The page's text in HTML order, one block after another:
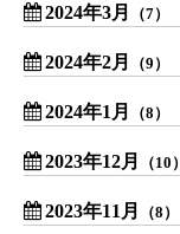
2024年3月 （7）
2024年2月 （9）
2024年1月 （8）
2023年12月 （10）
2023年11月 （8）